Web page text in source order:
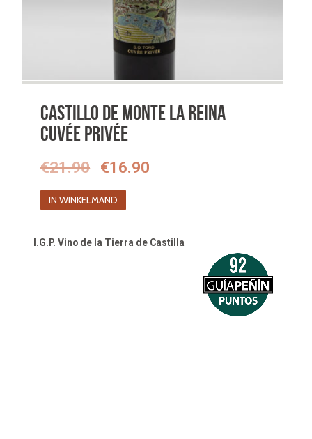
Castillo de Monte la Reina
Cuvée Privée
€21.90
Oorspronkelijke
prijs
was:
€21.90.
€16.90
€16.90.
IN WINKELMAND
I.G.P. Vino de la Tierra de Castilla